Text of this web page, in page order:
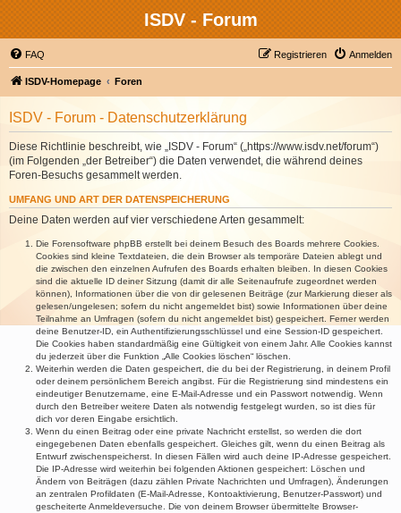
ISDV - Forum
FAQ Anmelden
Registrieren
ISDV-Homepage Foren
ISDV - Forum - Datenschutzerklärung
Diese Richtlinie beschreibt, wie „ISDV - Forum“ („https://www.isdv.net/forum“)
(im Folgenden „der Betreiber“) die Daten verwendet, die während deines
Foren-Besuchs gesammelt werden.
UMFANG UND ART DER DATENSPEICHERUNG
Deine Daten werden auf vier verschiedene Arten gesammelt:
Die Forensoftware phpBB erstellt bei deinem Besuch des Boards mehrere Cookies.
Cookies sind kleine Textdateien, die dein Browser als temporäre Dateien ablegt und
die zwischen den einzelnen Aufrufen des Boards erhalten bleiben. In diesen Cookies
sind die aktuelle ID deiner Sitzung (damit dir alle Seitenaufrufe zugeordnet werden
können), Informationen über die von dir gelesenen Beiträge (zur Markierung dieser als
gelesen/ungelesen; sofern du nicht angemeldet bist) sowie Informationen über deine
Teilnahme an Umfragen (sofern du nicht angemeldet bist) gespeichert. Ferner werden
deine Benutzer-ID, ein Authentifizierungsschlüssel und eine Session-ID gespeichert.
Die Cookies haben standardmäßig eine Gültigkeit von einem Jahr. Alle Cookies kannst
du jederzeit über die Funktion „Alle Cookies löschen“ löschen.
Weiterhin werden die Daten gespeichert, die du bei der Registrierung, in deinem Profil
oder deinem persönlichem Bereich angibst. Für die Registrierung sind mindestens ein
eindeutiger Benutzername, eine E-Mail-Adresse und ein Passwort notwendig. Wenn
durch den Betreiber weitere Daten als notwendig festgelegt wurden, so ist dies für
dich vor deren Eingabe ersichtlich.
Wenn du einen Beitrag oder eine private Nachricht erstellst, so werden die dort
eingegebenen Daten ebenfalls gespeichert. Gleiches gilt, wenn du einen Beitrag als
Entwurf zwischenspeicherst. In diesen Fällen wird auch deine IP-Adresse gespeichert.
Die IP-Adresse wird weiterhin bei folgenden Aktionen gespeichert: Löschen und
Ändern von Beiträgen (dazu zählen Private Nachrichten und Umfragen), Änderungen
an zentralen Profildaten (E-Mail-Adresse, Kontoaktivierung, Benutzer-Passwort) und
gescheiterte Anmeldeversuche. Die von deinem Browser übermittelte Browser-